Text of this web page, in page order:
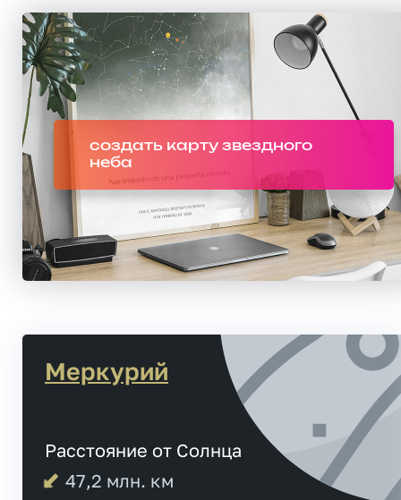
создать карту звездного
неба
Меркурий
Расстояние от Солнца
47,2 млн. км